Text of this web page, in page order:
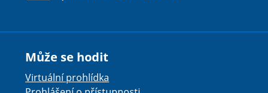
Může se hodit
Virtuální prohlídka